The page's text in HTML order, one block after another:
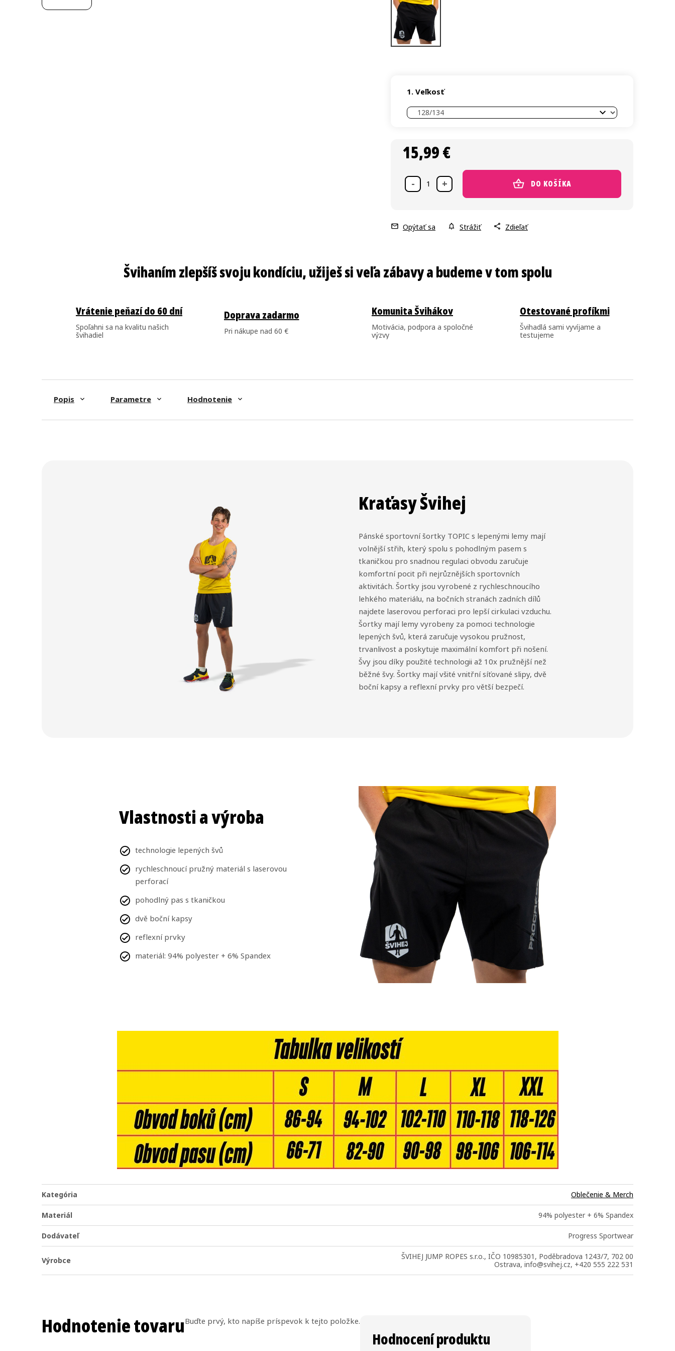
Veľkosť
15,99 €
DO KOŠÍKA
Opýtať sa Strážiť Zdieľať
Vrátenie peňazí do 60 dní
Spoľahni sa na kvalitu našich
švihadiel
Doprava zadarmo
Pri nákupe nad 60 €
Komunita Švihákov
Motivácia, podpora a spoločné
výzvy
Otestované profíkmi
Švihadlá sami vyvíjame a
testujeme
Popis Parametre Hodnotenie
Kraťasy Švihej
Pánské sportovní šortky TOPIC s lepenými lemy mají
volnější střih, který spolu s pohodlným pasem s
tkaničkou pro snadnou regulaci obvodu zaručuje
komfortní pocit při nejrůznějších sportovních
aktivitách. Šortky jsou vyrobené z rychleschnoucího
lehkého materiálu, na bočních stranách zadních dílů
najdete laserovou perforaci pro lepší cirkulaci vzduchu.
Šortky mají lemy vyrobeny za pomoci technologie
lepených švů, která zaručuje vysokou pružnost,
trvanlivost a poskytuje maximální komfort při nošení.
Švy jsou díky použité technologii až 10x pružnější než
běžné švy. Šortky mají všité vnitřní síťované slipy, dvě
boční kapsy a reflexní prvky pro větší bezpečí.
Vlastnosti a výroba
technologie lepených švů
rychleschnoucí pružný materiál s laserovou
perforací
pohodlný pas s tkaničkou
dvě boční kapsy
reflexní prvky
materiál: 94% polyester + 6% Spandex
Kategória Oblečenie & Merch
Materiál 94% polyester + 6% Spandex
Dodávateľ Progress Sportwear
Výrobce
ŠVIHEJ JUMP ROPES s.r.o., IČO 10985301, Poděbradova 1243/7, 702 00
Ostrava, info@svihej.cz, +420 555 222 531
Hodnotenie tovaruBuďte prvý, kto napíše príspevok k tejto položke.